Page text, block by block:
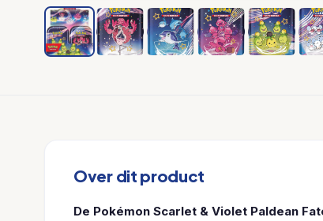
Over dit product
De Pokémon Scarlet & Violet Paldean